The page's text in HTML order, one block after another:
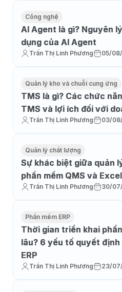
Công nghệ
AI Agent là gì? Nguyên
dụng của AI Agent
Trần Thị Linh Phương 05/
Quản lý kho và chuỗi cung ứng
TMS là gì? Các chức
TMS và lợi ích đối với
Trần Thị Linh Phương 03/
Quản lý chất lượng
Sự khác biệt giữa quản
phần mềm QMS và Excel
Trần Thị Linh Phương 30/
Phần mềm ERP
Thời gian triển khai
lâu? 6 yếu tố quyết
ERP
Trần Thị Linh Phương 23/